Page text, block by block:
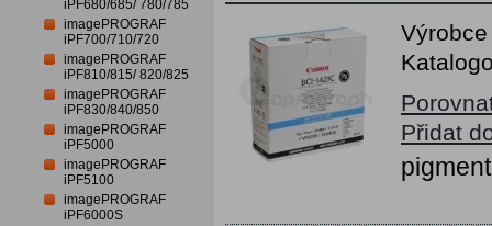
iPF680/685/ 780/785
imagePROGRAF
iPF700/710/720
imagePROGRAF
iPF810/815/ 820/825
imagePROGRAF
iPF830/840/850
imagePROGRAF
iPF5000
imagePROGRAF
iPF5100
imagePROGRAF
iPF6000S
Přidat